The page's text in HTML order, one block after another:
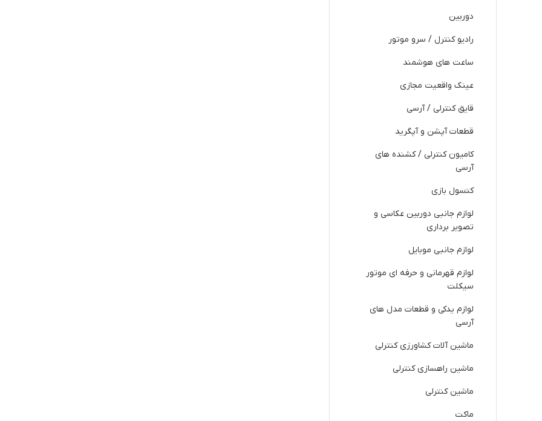
دوربین
رادیو کنترل / سرو موتور
ساعت های هوشمند
عینک واقعیت مجازی
قایق کنترلی / آرسی
قطعات آپشن و آپگرید
کامیون کنترلی / کشنده های
آرسی
کنسول بازی
لوازم جانبی دوربین عکاسی و
تصویر برداری
لوازم جانبی موبایل
لوازم قهرمانی و حرفه ای موتور
سیکلت
لوازم یدکی و قطعات مدل های
آرسی
ماشین آلات کشاورزی کنترلی
ماشین راهسازی کنترلی
ماشین کنترلی
ماکت